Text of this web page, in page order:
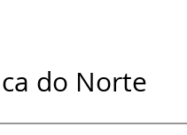
do Norte